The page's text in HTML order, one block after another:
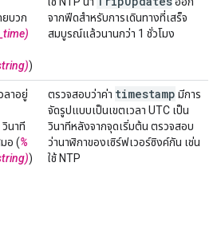
ยบวก
)
จากฟีดสำหรับการเดินทางที่เสร็จ
สมบูรณ์แล้วนานกว่า 1 ชั่วโมง
ลาอยู่
วินาที
อ (%
)
ตรวจสอบว่าค่า timestamp มีการ
จัดรูปแบบเป็นเขตเวลา UTC เป็น
วินาทีหลังจากจุดเริ่มต้น ตรวจสอบ
ว่านาฬิกาของเซิร์ฟเวอร์ซิงค์กัน เช่น
ใช้ NTP